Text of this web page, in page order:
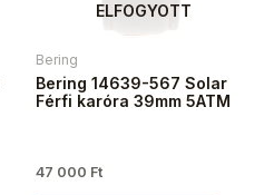
ELFOGYOTT
Bering
Bering 14639-567 Solar
Férfi karóra 39mm 5ATM
47 000 Ft